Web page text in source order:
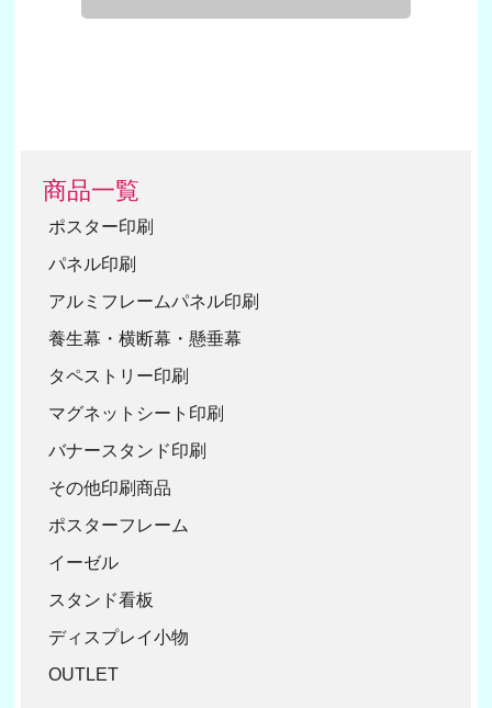
商品一覧
ポスター印刷
パネル印刷
アルミフレームパネル印刷
養生幕・横断幕・懸垂幕
タペストリー印刷
マグネットシート印刷
バナースタンド印刷
その他印刷商品
ポスターフレーム
イーゼル
スタンド看板
ディスプレイ小物
OUTLET